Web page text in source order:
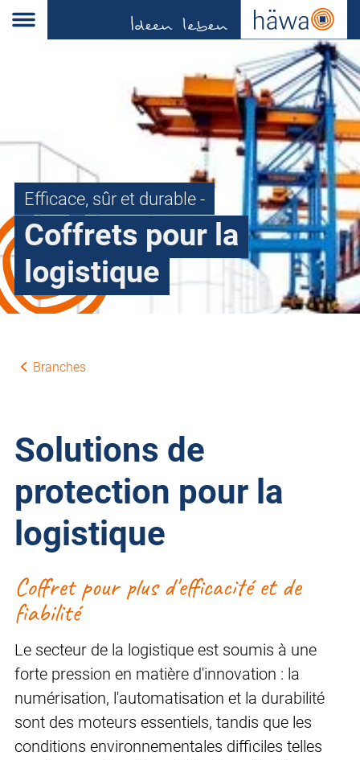
Efficace, sûr et durable -
Coffrets pour la
logistique
Branches
Solutions de
protection pour la
logistique
Coffret pour plus d'efficacité et de
fiabilité
Le secteur de la logistique est soumis à une
forte pression en matière d'innovation : la
numérisation, l'automatisation et la durabilité
sont des moteurs essentiels, tandis que les
conditions environnementales difficiles telles